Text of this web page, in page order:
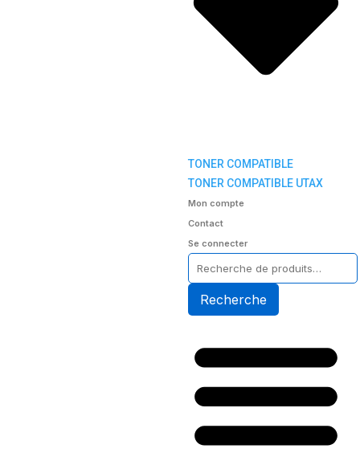
TONER COMPATIBLE
TONER COMPATIBLE UTAX
Mon compte
Contact
Se connecter